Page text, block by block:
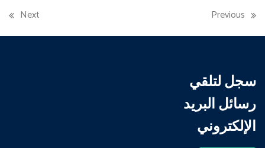
previous
post:
Previous
next
post:
Next
سجل لتلقي
رسائل البريد
الإلكتروني